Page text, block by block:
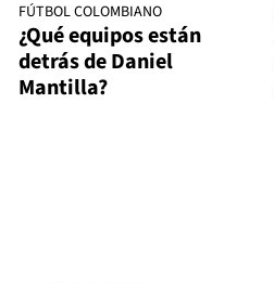
FÚTBOL COLOMBIANO
¿Qué equipos están
detrás de Daniel
Mantilla?